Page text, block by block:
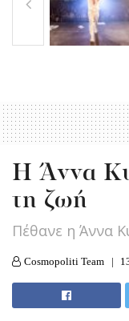
Η Άννα
τη ζωή
Πέθανε η Άννα
Cosmopoliti Team